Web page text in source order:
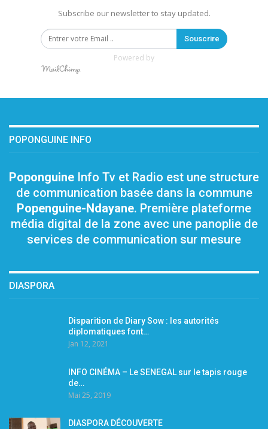
Subscribe our newsletter to stay updated.
Souscrire
Powered by
POPONGUINE INFO
Poponguine Info Tv et Radio est une structure
de communication basée dans la commune
Popenguine-Ndayane. Première plateforme
média digital de la zone avec une panoplie de
services de communication sur mesure
DIASPORA
Disparition de Diary Sow : les autorités
diplomatiques font…
Jan 12, 2021
INFO CINÉMA – Le SENEGAL sur le tapis rouge
de…
Mai 25, 2019
DIASPORA DÉCOUVERTE